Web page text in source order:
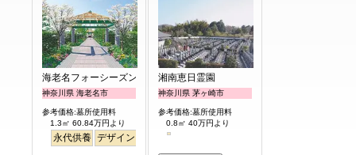
海老名フォーシーズンメモリアル
神奈川県 海老名市
参考価格:墓所使用料
1.3㎡ 60.84万円より
永代供養 デザイン 公園墓地
湘南恵日霊園
神奈川県 茅ヶ崎市
参考価格:墓所使用料
0.8㎡ 40万円より